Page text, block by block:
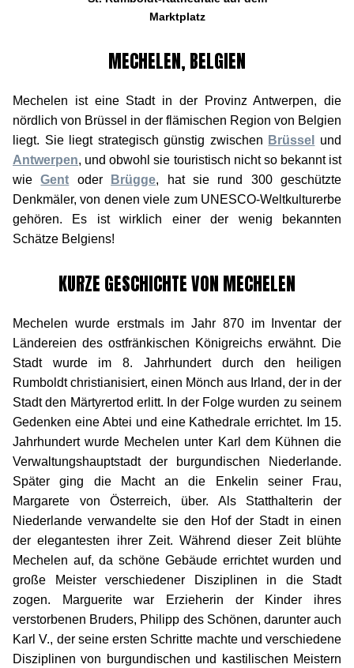
Marktplatz
MECHELEN, BELGIEN
Mechelen ist eine Stadt in der Provinz Antwerpen, die
nördlich von Brüssel in der flämischen Region von Belgien
liegt. Sie liegt strategisch günstig zwischen Brüssel
und
Antwerpen, und obwohl sie touristisch nicht so bekannt ist
wieGent oder Brügge, hat sie rund 300 geschützte
Denkmäler, von denen viele zum UNESCO-Weltkulturerbe
gehören. Es ist wirklich einer der wenig bekannten
Schätze Belgiens!
KURZE GESCHICHTE VON MECHELEN
Mechelen wurde erstmals im Jahr 870 im Inventar der
Ländereien des ostfränkischen Königreichs erwähnt. Die
Stadt wurde im 8. Jahrhundert durch den heiligen
Rumboldt christianisiert, einen Mönch aus Irland, der in der
Stadt den Märtyrertod erlitt. In der Folge wurden zu seinem
Gedenken eine Abtei und eine Kathedrale errichtet. Im 15.
Jahrhundert wurde Mechelen unter Karl dem Kühnen die
Verwaltungshauptstadt der burgundischen Niederlande.
Später ging die Macht an die Enkelin seiner Frau,
Margarete von Österreich, über. Als Statthalterin der
Niederlande verwandelte sie den Hof der Stadt in einen
der elegantesten ihrer Zeit. Während dieser Zeit blühte
Mechelen auf, da schöne Gebäude errichtet wurden und
große Meister verschiedener Disziplinen in die Stadt
zogen. Marguerite war Erzieherin der Kinder ihres
verstorbenen Bruders, Philipp des Schönen, darunter auch
Karl V., der seine ersten Schritte machte und verschiedene
Disziplinen von burgundischen und kastilischen Meistern